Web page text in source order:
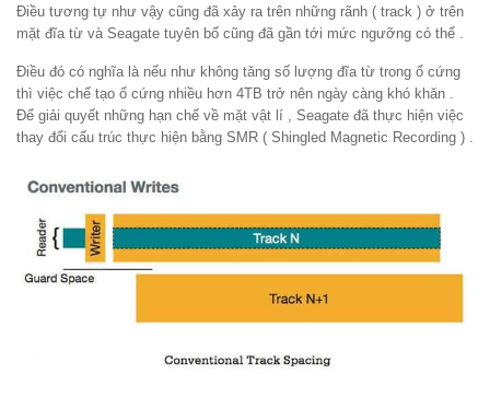
Điều tương tự như vậy cũng đã xảy ra trên những rãnh ( track ) ở trên
mặt đĩa từ và Seagate tuyên bố cũng đã gần tới mức ngưỡng có thể .
Điều đó có nghĩa là nếu như không tăng số lượng đĩa từ trong ổ cứng
thì việc chế tạo ổ cứng nhiều hơn 4TB trở nên ngày càng khó khăn .
Để giải quyết những hạn chế về mặt vật lí , Seagate đã thực hiện việc
thay đổi cấu trúc thực hiện bằng SMR ( Shingled Magnetic Recording ) .